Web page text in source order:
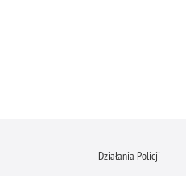
Działania Policji